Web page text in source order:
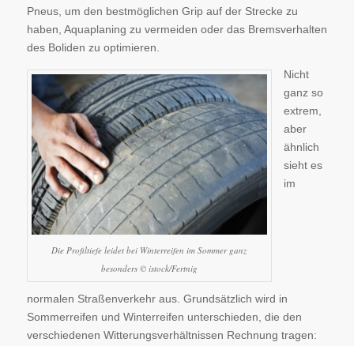
Pneus, um den bestmöglichen Grip auf der Strecke zu
haben, Aquaplaning zu vermeiden oder das Bremsverhalten
des Boliden zu optimieren.
Die Profiltiefe leidet bei Winterreifen im Sommer ganz
besonders © istock/Fertnig
Nicht
ganz so
extrem,
aber
ähnlich
sieht es
im
normalen Straßenverkehr aus. Grundsätzlich wird in
Sommerreifen und Winterreifen unterschieden, die den
verschiedenen Witterungsverhältnissen Rechnung tragen: